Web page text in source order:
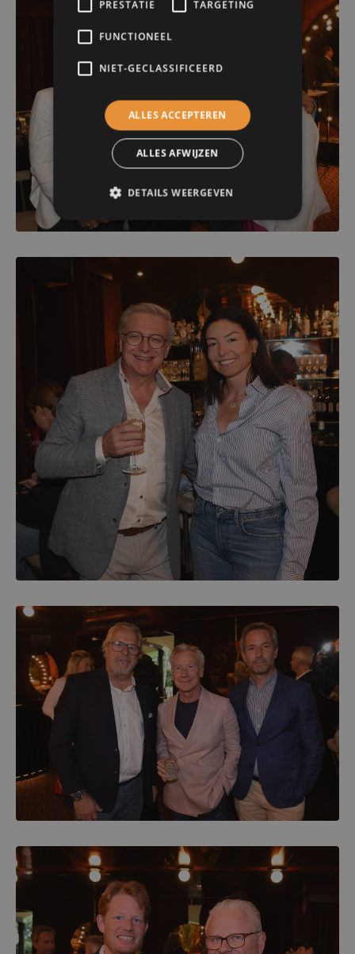
PRESTATIE TARGETING
FUNCTIONEEL
NIET-GECLASSIFICEERD
ALLES ACCEPTEREN
ALLES AFWIJZEN
DETAILS WEERGEVEN